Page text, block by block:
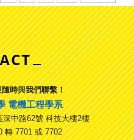
時與我們聯繫！
電機工程學系
中路62號 科技大樓2樓
轉 7701 或 7702